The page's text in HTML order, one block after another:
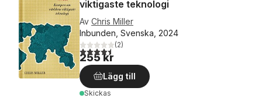
viktigaste teknologi
Av Chris Miller
Inbunden, Svenska, 2024
4,5utav 5 stjärnor. Totalt antal röster:
(2)
255 kr
Lägg till
Skickas